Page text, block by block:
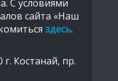
С условиями
сайта «Наш
здесь.
г. Костанай, пр.